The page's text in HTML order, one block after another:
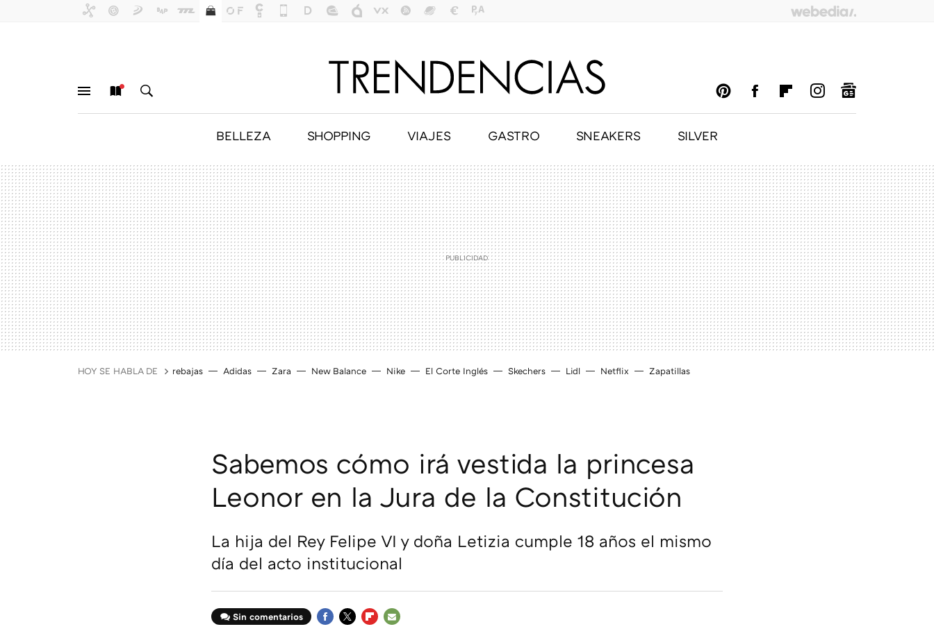
BELLEZA SHOPPING VIAJES GASTRO SNEAKERS SILVER
HOY SE HABLA DE rebajas Adidas Zara New Balance Nike El Corte Inglés Skechers Lidl Netflix Zapatillas
Sabemos cómo irá vestida la princesa
Leonor en la Jura de la Constitución
La hija del Rey Felipe VI y doña Letizia cumple 18 años el mismo
día del acto institucional
Sin comentarios